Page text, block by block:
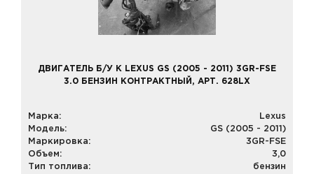
ДВИГАТЕЛЬ Б/У К LEXUS GS (2005 - 2011) 3GR-FSE
3.0 БЕНЗИН КОНТРАКТНЫЙ, АРТ. 628LX
Марка:
Lexus
Модель:
GS (2005 - 2011)
Маркировка:
3GR-FSE
Объем:
3,0
Тип топлива:
бензин